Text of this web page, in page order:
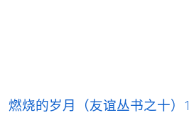
燃烧的岁月（友谊丛书之十）1